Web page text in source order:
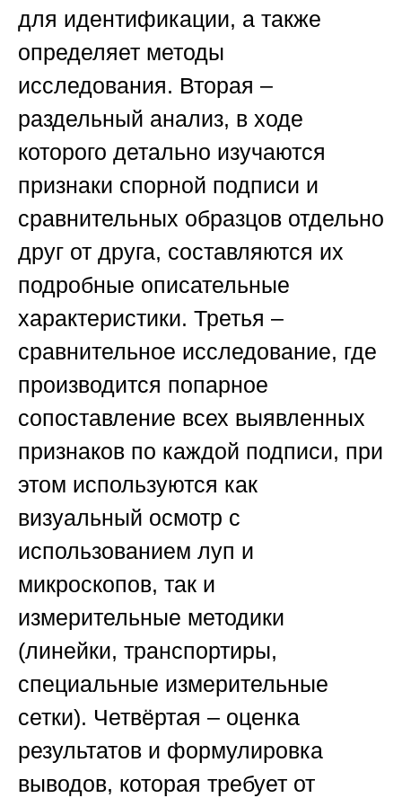
для идентификации, а также
определяет методы
исследования. Вторая –
раздельный анализ, в ходе
которого детально изучаются
признаки спорной подписи и
сравнительных образцов отдельно
друг от друга, составляются их
подробные описательные
характеристики. Третья –
сравнительное исследование, где
производится попарное
сопоставление всех выявленных
признаков по каждой подписи, при
этом используются как
визуальный осмотр с
использованием луп и
микроскопов, так и
измерительные методики
(линейки, транспортиры,
специальные измерительные
сетки). Четвёртая – оценка
результатов и формулировка
выводов, которая требует от